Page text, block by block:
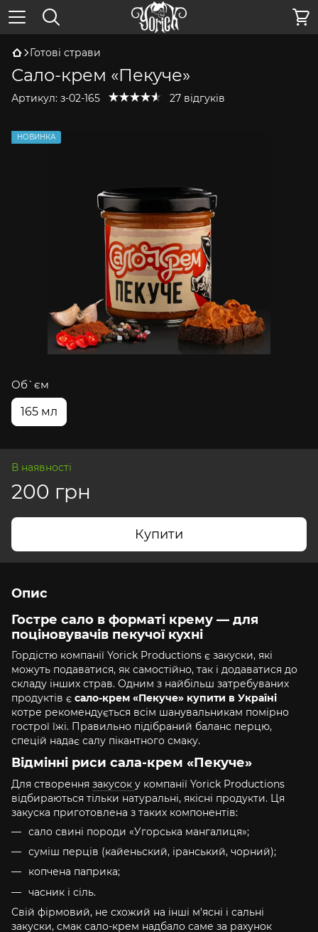
Готові страви
Сало-крем «Пекуче»
Артикул: з-02-165 27 відгуків
НОВИНКА
Об`єм
165 мл
В наявності
200 грн
Купити
Опис
Гостре сало в форматі крему — для
поціновувачів пекучої кухні
Гордістю компанії Yorick Productions є закуски, які
можуть подаватися, як самостійно, так і додаватися до
складу інших страв. Одним з найбільш затребуваних
продуктів є сало-крем «Пекуче» купити в Україні
котре рекомендується всім шанувальникам помірно
гострої їжі. Правильно підібраний баланс перцю,
спецій надає салу пікантного смаку.
Відмінні риси сала-крем «Пекуче»
Для створення закусок у компанії Yorick Productions
відбираються тільки натуральні, якісні продукти. Ця
закуска приготовлена з таких компонентів:
сало свині породи «Угорська мангалиця»;
суміш перців (кайеньский, іранський, чорний);
копчена паприка;
часник і сіль.
Свій фірмовий, не схожий на інші м'ясні і сальні
закуски, смак сало-крем надбало саме за рахунок